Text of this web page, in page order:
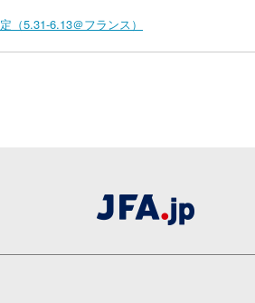
（5.31-6.13＠フランス）